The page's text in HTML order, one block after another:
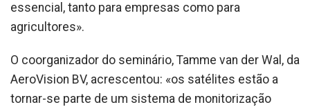
essencial, tanto para empresas como para
agricultores».
O coorganizador do seminário, Tamme van der Wal, da
AeroVision BV, acrescentou: «os satélites estão a
tornar-se parte de um sistema de monitorização